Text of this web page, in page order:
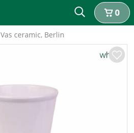
0
Vas ceramic, Berlin